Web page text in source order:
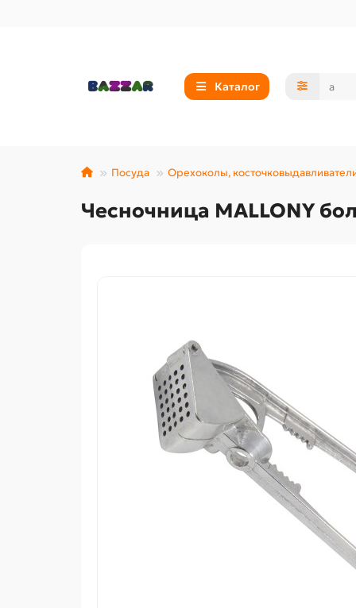
Каталог
Посуда Орехоколы,
Чесночница MALLONY